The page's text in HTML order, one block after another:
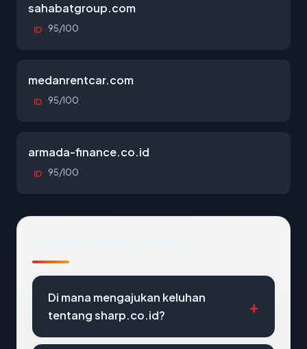
sahabatgroup.com
ID 95/100
medanrentcar.com
ID 95/100
armada-finance.co.id
ID 95/100
Di mana mengajukan keluhan
tentang sharp.co.id?